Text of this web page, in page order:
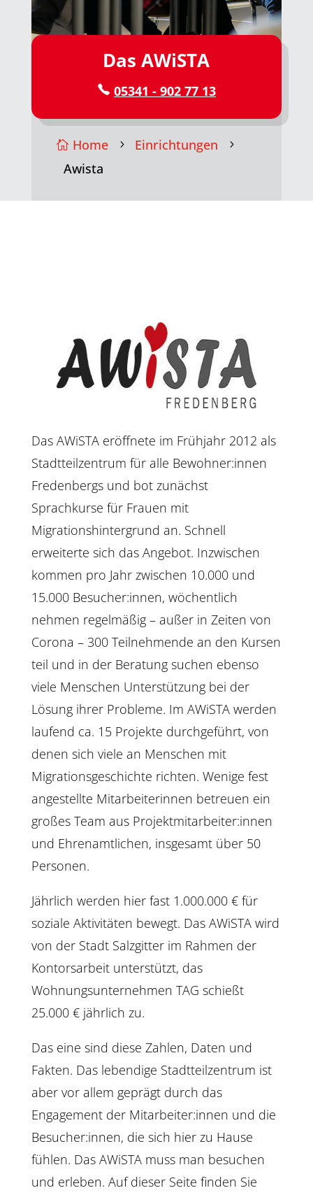
DasAWiSTA
05341 - 902 77 13
 Home 5 Einrichtungen 5
Awista
Das AWiSTA eröffnete im Frühjahr 2012 als
Stadtteilzentrum für alle Bewohner:innen
Fredenbergs und bot zunächst
Sprachkurse für Frauen mit
Migrationshintergrund an. Schnell
erweiterte sich das Angebot. Inzwischen
kommen pro Jahr zwischen 10.000 und
15.000 Besucher:innen, wöchentlich
nehmen regelmäßig – außer in Zeiten von
Corona – 300 Teilnehmende an den Kursen
teil und in der Beratung suchen ebenso
viele Menschen Unterstützung bei der
Lösung ihrer Probleme. Im AWiSTA werden
laufend ca. 15 Projekte durchgeführt, von
denen sich viele an Menschen mit
Migrationsgeschichte richten. Wenige fest
angestellte Mitarbeiterinnen betreuen ein
großes Team aus Projektmitarbeiter:innen
und Ehrenamtlichen, insgesamt über 50
Personen.
Jährlich werden hier fast 1.000.000 € für
soziale Aktivitäten bewegt. Das AWiSTA wird
von der Stadt Salzgitter im Rahmen der
Kontorsarbeit unterstützt, das
Wohnungsunternehmen TAG schießt
25.000 € jährlich zu.
Das eine sind diese Zahlen, Daten und
Fakten. Das lebendige Stadtteilzentrum ist
aber vor allem geprägt durch das
Engagement der Mitarbeiter:innen und die
Besucher:innen, die sich hier zu Hause
fühlen. Das AWiSTA muss man besuchen
und erleben. Auf dieser Seite finden Sie